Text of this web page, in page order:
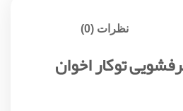
نظرات (0)
توکار اخوان